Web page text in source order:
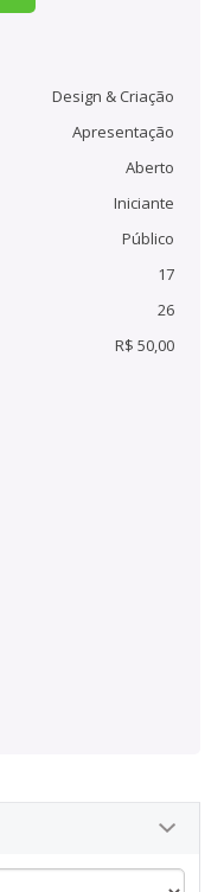
Design & Criação
Apresentação
Aberto
Iniciante
Público
17
26
R$ 50,00